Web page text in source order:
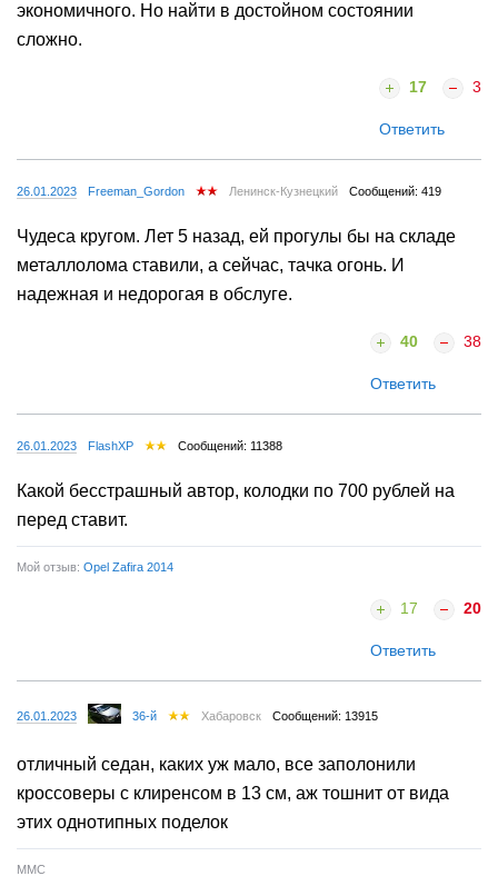
экономичного. Но найти в достойном состоянии
сложно.
17 3
Ответить
26.01.2023 Freeman_Gordon Ленинск-Кузнецкий Сообщений: 419
Чудеса кругом. Лет 5 назад, ей прогулы бы на складе
металлолома ставили, а сейчас, тачка огонь. И
надежная и недорогая в обслуге.
40 38
Ответить
26.01.2023 FlashXP Сообщений: 11388
Какой бесстрашный автор, колодки по 700 рублей на
перед ставит.
Мой отзыв: Opel Zafira 2014
17 20
Ответить
26.01.2023 36-й Хабаровск Сообщений: 13915
отличный седан, каких уж мало, все заполонили
кроссоверы с клиренсом в 13 см, аж тошнит от вида
этих однотипных поделок
ММС